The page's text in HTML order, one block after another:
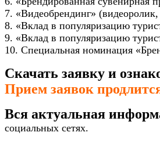
7. «Видеобрендинг»
8. «Вклад в популяризацию
9. «Вклад в популяризацию
10. Специальная номинация
Скачать заявку и
Прием заявок
Вся актуальная
социальных сетях.